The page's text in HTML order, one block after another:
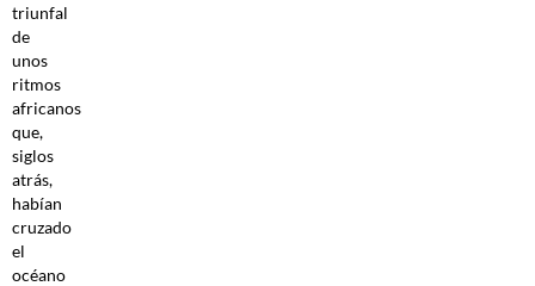
triunfal
de
unos
ritmos
africanos
que,
siglos
atrás,
habían
cruzado
el
océano